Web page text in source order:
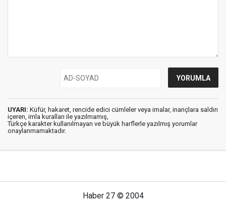
UYARI: Küfür, hakaret, rencide edici cümleler veya imalar, inançlara saldırı
içeren, imla kuralları ile yazılmamış,
Türkçe karakter kullanılmayan ve büyük harflerle yazılmış yorumlar
onaylanmamaktadır.
Haber 27 © 2004